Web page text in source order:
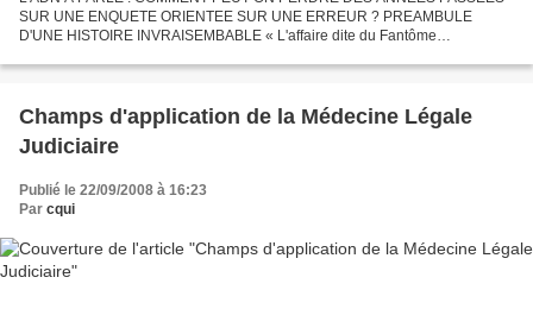
SUR UNE ENQUETE ORIENTEE SUR UNE ERREUR ? PREAMBULE
D'UNE HISTOIRE INVRAISEMBABLE « L'affaire dite du Fantôme
plus grande...
Champs d'application de la Médecine Légale
Judiciaire
Publié le 22/09/2008 à 16:23
Par cqui